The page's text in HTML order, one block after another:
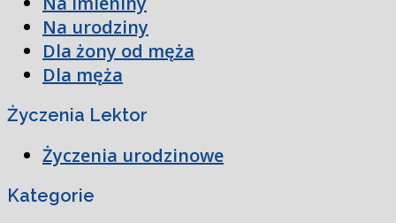
Na urodziny
Dla żony od męża
Dla męża
Życzenia Lektor
Życzenia urodzinowe
Kategorie